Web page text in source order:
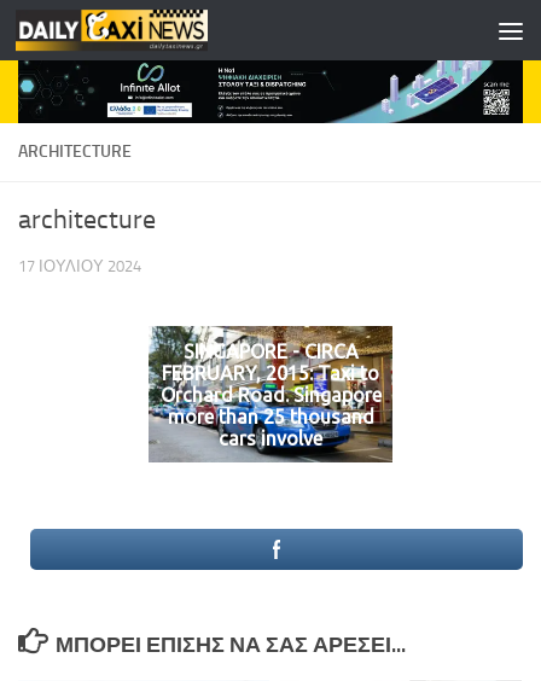
Skip to content
ARCHITECTURE
architecture
17 ΙΟΥΛΊΟΥ 2024
SINGAPORE - CIRCA
FEBRUARY, 2015: Taxi to
Orchard Road. Singapore
more than 25 thousand
cars involve
ΜΠΟΡΕΊ ΕΠΊΣΗΣ ΝΑ ΣΑΣ ΑΡΈΣΕΙ...